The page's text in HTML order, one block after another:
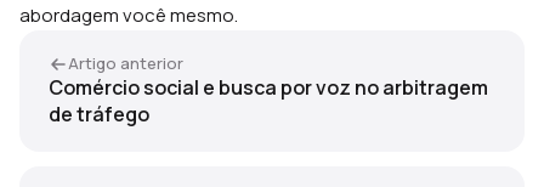
abordagem você mesmo.
Artigo anterior
Comércio social e busca por voz no arbitragem
de tráfego